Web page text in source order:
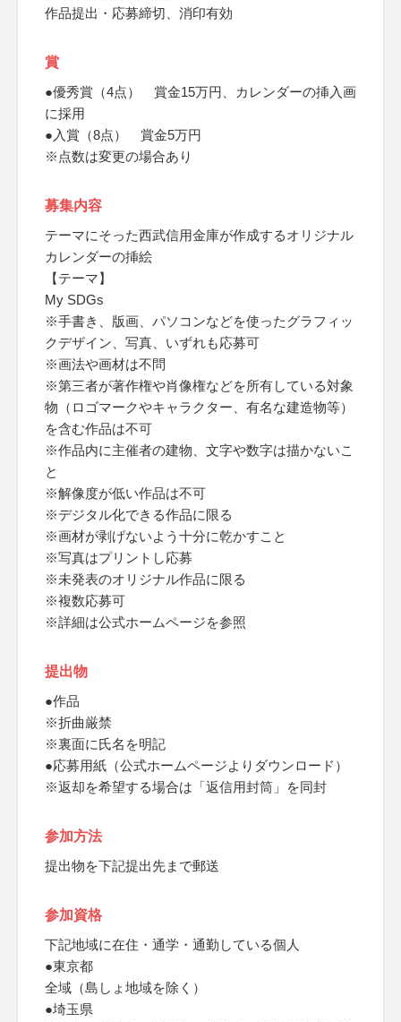
作品提出・応募締切、消印有効
賞
●優秀賞（4点） 賞金15万円、カレンダーの挿入画
に採用
●入賞（8点） 賞金5万円
※点数は変更の場合あり
募集内容
テーマにそった西武信用金庫が作成するオリジナル
カレンダーの挿絵
【テーマ】
My SDGs
※手書き、版画、パソコンなどを使ったグラフィッ
クデザイン、写真、いずれも応募可
※画法や画材は不問
※第三者が著作権や肖像権などを所有している対象
物（ロゴマークやキャラクター、有名な建造物等）
を含む作品は不可
※作品内に主催者の建物、文字や数字は描かないこ
と
※解像度が低い作品は不可
※デジタル化できる作品に限る
※画材が剥げないよう十分に乾かすこと
※写真はプリントし応募
※未発表のオリジナル作品に限る
※複数応募可
※詳細は公式ホームページを参照
提出物
●作品
※折曲厳禁
※裏面に氏名を明記
●応募用紙（公式ホームページよりダウンロード）
※返却を希望する場合は「返信用封筒」を同封
参加方法
提出物を下記提出先まで郵送
参加資格
下記地域に在住・通学・通勤している個人
●東京都
全域（島しょ地域を除く）
●埼玉県